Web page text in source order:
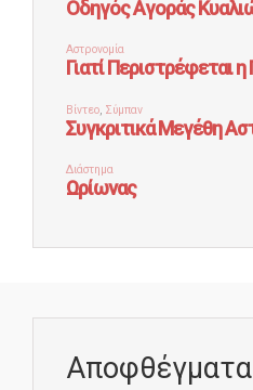
Αποφθέγματα